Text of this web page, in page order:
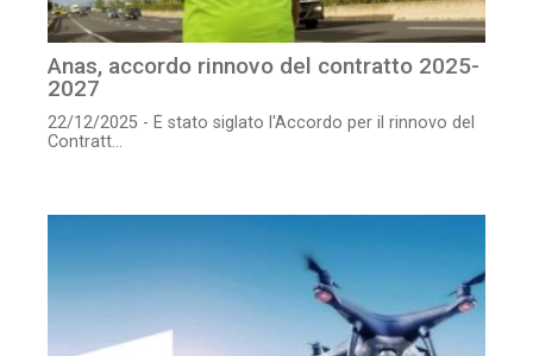
Anas, accordo rinnovo del contratto 2025-
2027
22/12/2025 - È stato siglato l'Accordo per il rinnovo del
Contratt...